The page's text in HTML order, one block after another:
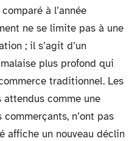
à l’année
ne se limite pas à une
; il s’agit d’un
plus profond qui
traditionnel. Les
attendus comme une
commerçants, n’ont pas
affiche un nouveau déclin